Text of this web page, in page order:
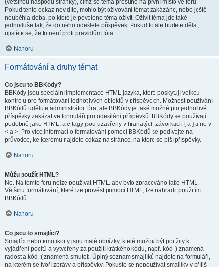
(většinou naspodu stránky), čímž se téma přesune na první místo ve fóru.
Pokud tento odkaz nevidíte, mohlo být oživování témat zakázáno, nebo ještě
neuběhla doba, po které je povoleno téma oživit. Oživit téma jde také
jednoduše tak, že do něho odešlete příspěvek. Pokud to ale budete dělat,
ujistěte se, že to není proti pravidlům fóra.
Nahoru
Formátování a druhy témat
Co jsou to BBKódy?
BBKódy jsou speciální implementace HTML jazyka, které poskytují velkou
kontrolu pro formátování jednotlivých objektů v příspěvcích. Možnost používání
BBKódů uděluje administrátor fóra, ale BBKódy je také možné pro jednotlivé
příspěvky zakázat ve formuláři pro odesílání příspěvků. BBKódy se používají
podobně jako HTML, ale tagy jsou uzavřeny v hranatých závorkách [ a ] a ne v
< a >. Pro více informací o formátování pomocí BBKódů se podívejte na
průvodce, ke kterému najdete odkaz na stránce, na které se píší příspěvky.
Nahoru
Můžu použít HTML?
Ne. Na tomto fóru nelze používat HTML, aby bylo zpracováno jako HTML.
Většinu formátování, které lze provést pomocí HTML, lze nahradit použitím
BBKódů.
Nahoru
Co jsou to smajlíci?
Smajlíci nebo emotikony jsou malé obrázky, které můžou být použity k
vyjádření pocitů a vytvořeny za použití krátkého kódu, např. kód :) znamená
radost a kód :( znamená smutek. Úplný seznam smajlíků najdete na formuláři,
na kterém se tvoří zprávy a příspěvky. Pokuste se nepoužívat smajlíky v příliš